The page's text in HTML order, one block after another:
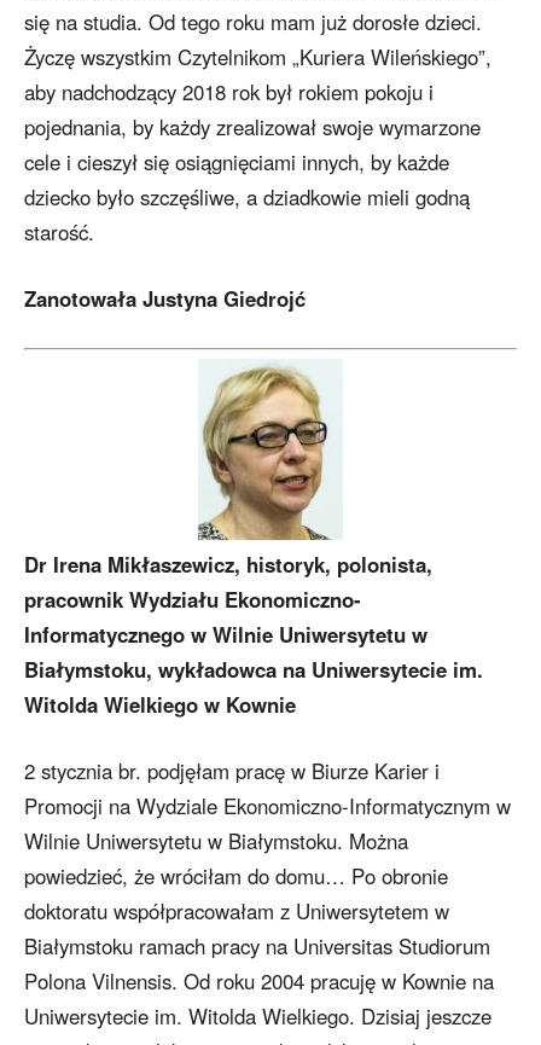
się na studia. Od tego roku mam już dorosłe dzieci.
Życzę wszystkim Czytelnikom „Kuriera Wileńskiego”,
aby nadchodzący 2018 rok był rokiem pokoju i
pojednania, by każdy zrealizował swoje wymarzone
cele i cieszył się osiągnięciami innych, by każde
dziecko było szczęśliwe, a dziadkowie mieli godną
starość.
Zanotowała Justyna Giedrojć
Dr Irena Mikłaszewicz, historyk, polonista,
pracownik Wydziału Ekonomiczno-
Informatycznego w Wilnie Uniwersytetu w
Białymstoku, wykładowca na Uniwersytecie im.
Witolda Wielkiego w Kownie
2 stycznia br. podjęłam pracę w Biurze Karier i
Promocji na Wydziale Ekonomiczno-Informatycznym w
Wilnie Uniwersytetu w Białymstoku. Można
powiedzieć, że wróciłam do domu… Po obronie
doktoratu współpracowałam z Uniwersytetem w
Białymstoku ramach pracy na Universitas Studiorum
Polona Vilnensis. Od roku 2004 pracuję w Kownie na
Uniwersytecie im. Witolda Wielkiego. Dzisiaj jeszcze